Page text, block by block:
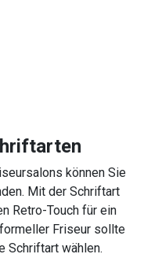
können Sie
Mit der Schriftart
Retro-Touch für ein
Friseur sollte
Schriftart wählen.